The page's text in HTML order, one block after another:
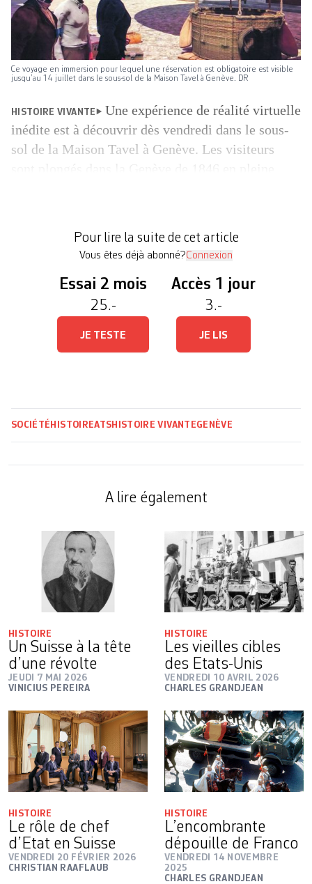
Ce voyage en immersion pour lequel une réservation est obligatoire est visible
jusqu’au 14 juillet dans le sous-sol de la Maison Tavel à Genève. DR
HISTOIRE VIVANTE
Une expérience de réalité virtuelle
inédite est à découvrir dès vendredi dans le sous-
sol de la Maison Tavel à Genève. Les visiteurs
d’histoire de Genève a pu […]
Pour lire la suite de cet article
Vous êtes déjà abonné?Connexion
Essai 2 mois
25.-
JE TESTE
Accès 1 jour
3.-
JE LIS
SOCIÉTÉ HISTOIREATS HISTOIRE VIVANTEGENÈVE
A lire également
HISTOIRE
Un Suisse à la tête
d’une révolte
JEUDI 7 MAI 2026
VINICIUS PEREIRA
HISTOIRE
Les vieilles cibles
des Etats-Unis
VENDREDI 10 AVRIL 2026
CHARLES GRANDJEAN
HISTOIRE
Le rôle de chef
d’Etat en Suisse
VENDREDI 20 FÉVRIER 2026
CHRISTIAN RAAFLAUB
HISTOIRE
L’encombrante
dépouille de Franco
VENDREDI 14 NOVEMBRE
2025
CHARLES GRANDJEAN